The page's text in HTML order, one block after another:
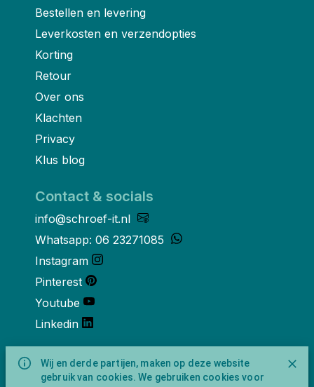
Wij en derde partijen, maken op deze website
gebruik van cookies. We gebruiken cookies voor
Bestellen en levering
Leverkosten en verzendopties
Korting
Retour
Over ons
Klachten
Privacy
Klus blog
Contact & socials
info@schroef-it.nl
Whatsapp: 06 23271085
Instagram
Pinterest
Youtube
Linkedin
Over ons